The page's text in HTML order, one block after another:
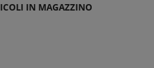
IN MAGAZZINO